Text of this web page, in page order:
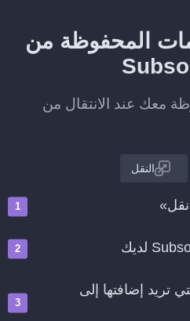
المحفوظة من
معك عند الانتقال من
النقل
تريد إضافتها إلى